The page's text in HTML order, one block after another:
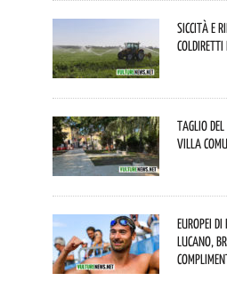
Siccità e
Coldiretti
Taglio
Villa
Europei
lucano,